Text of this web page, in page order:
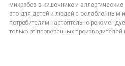
микробов в кишечнике и
это для детей и людей с ослабленным
потребителям настоятельно
только от проверенных производителей и